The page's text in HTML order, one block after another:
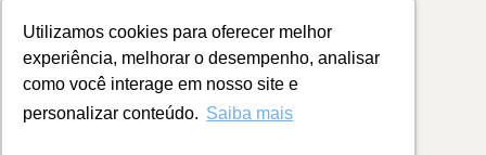
Utilizamos cookies para oferecer melhor
experiência, melhorar o desempenho, analisar
como você interage em nosso site e
personalizar conteúdo. Saiba mais
SAC
Contato
Portal de Boletos